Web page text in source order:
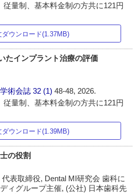
従量制、基本料金制の方共に121円
ダウンロード(1.37MB)
たインプラント治療の評価
術会誌 32 (1)48-48, 2026.
従量制、基本料金制の方共に121円
ダウンロード(1.39MB)
の役割
表取締役, Dental MI研究会 歯科に
ィグループ主催, (公社) 日本歯科先